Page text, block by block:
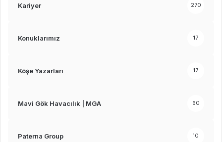
Kariyer 270
Konuklarımız 17
Köşe Yazarları 17
Mavi Gök Havacılık | MGA 60
Paterna Group 10